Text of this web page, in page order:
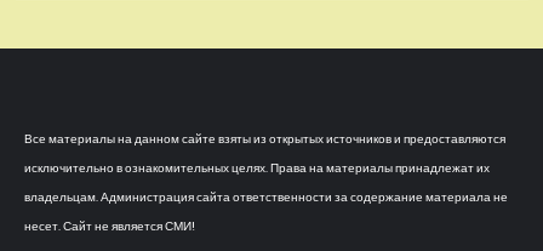
Все материалы на данном сайте взяты из открытых источников и предоставляются
исключительно в ознакомительных целях. Права на материалы принадлежат их
владельцам. Администрация сайта ответственности за содержание материала не
несет. Сайт не является СМИ!